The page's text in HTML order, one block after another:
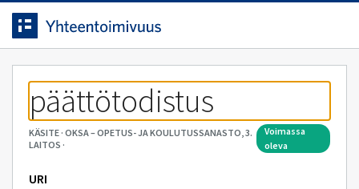
Siirrytty
sivulle
Siirry suoraan sisältöön.
päättötodistus
KÄSITE· OKSA – OPETUS- JA KOULUTUSSANASTO, 3.
LAITOS ·
voimassa
oleva
URI